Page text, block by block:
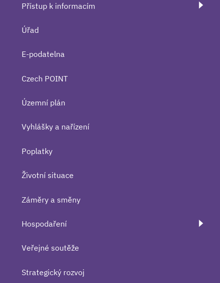
Přístup k informacím
Úřad
E-podatelna
Czech POINT
Územní plán
Vyhlášky a nařízení
Poplatky
Životní situace
Záměry a směny
Hospodaření
Veřejné soutěže
Strategický rozvoj